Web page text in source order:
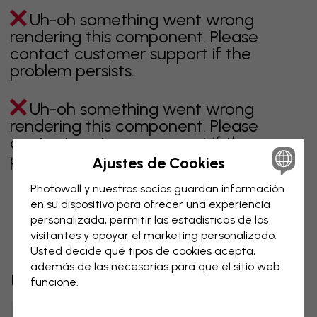
Uh-oh something went wrong
rendering this component. Please
contact customer support if the
problem persists.
Uh-oh something went wrong
rendering this component. Please
contact customer support if the
problem persists.
Página 1 de 1 páginas
Descubre más categorías
Ajustes de Cookies
Photowall y nuestros socios guardan información
en su dispositivo para ofrecer una experiencia
personalizada, permitir las estadísticas de los
visitantes y apoyar el marketing personalizado.
Usted decide qué tipos de cookies acepta,
además de las necesarias para que el sitio web
funcione.